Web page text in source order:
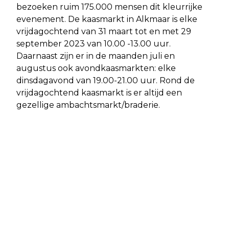
bezoeken ruim 175.000 mensen dit kleurrijke
evenement. De kaasmarkt in Alkmaar is elke
vrijdagochtend van 31 maart tot en met 29
september 2023 van 10.00 -13.00 uur.
Daarnaast zijn er in de maanden juli en
augustus ook avondkaasmarkten: elke
dinsdagavond van 19.00-21.00 uur. Rond de
vrijdagochtend kaasmarkt is er altijd een
gezellige ambachtsmarkt/braderie.